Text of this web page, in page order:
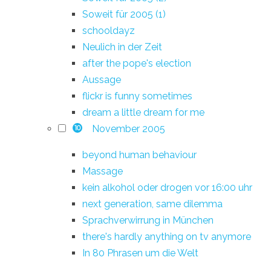
Soweit für 2005 (1)
schooldayz
Neulich in der Zeit
after the pope's election
Aussage
flickr is funny sometimes
dream a little dream for me
10 November 2005
beyond human behaviour
Massage
kein alkohol oder drogen vor 16:00 uhr
next generation, same dilemma
Sprachverwirrung in München
there's hardly anything on tv anymore
In 80 Phrasen um die Welt